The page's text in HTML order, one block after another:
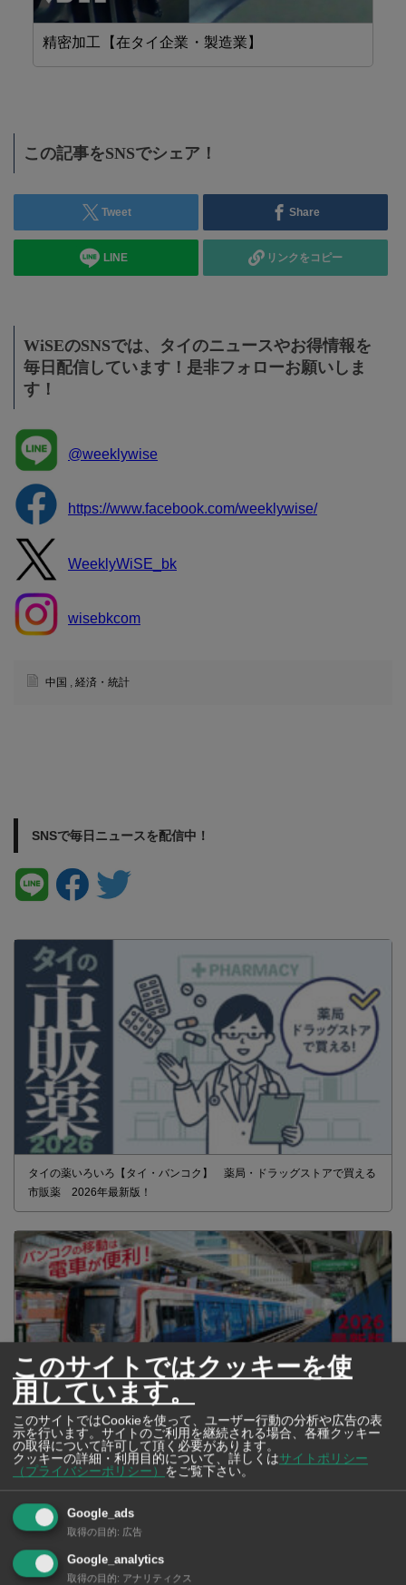
精密加工【在タイ企業・製造業】
この記事をSNSでシェア！
Tweet Share
LINE リンクをコピー
WiSEのSNSでは、タイのニュースやお得情報を
毎日配信しています！是非フォローお願いしま
す！
@weeklywise
https://www.facebook.com/weeklywise/
WeeklyWiSE_bk
wisebkcom
中国 , 経済・統計
SNSで毎日ニュースを配信中！
タイの薬いろいろ【タイ・バンコク】 薬局・ドラッグストアで買える
市販薬 2026年最新版！
2026年版 タイの鉄道事情 電車でGO！
このサイトではクッキーを使
用しています。
このサイトではCookieを使って、ユーザー行動の分析や広告の表
示を行います。サイトのご利用を継続される場合、各種クッキー
の取得について許可して頂く必要があります。
クッキーの詳細・利用目的について、詳しくはサイトポリシー
（プライバシーポリシー）
をご覧下さい。
Google_ads
取得の目的: 広告
Google_analytics
取得の目的: アナリティクス